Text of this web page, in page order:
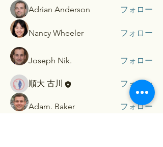
Adrian Anderson
フォロー
Nancy Wheeler フォロー
Joseph Nik. フォロー
順大 古川 フォロー
Adam. Baker
フォロー